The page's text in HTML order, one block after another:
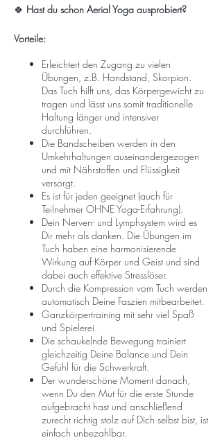
🍀 Hast du schon Aerial Yoga ausprobiert?
Vorteile:
Erleichtert den Zugang zu vielen
Übungen, z.B. Handstand, Skorpion.
Das Tuch hilft uns, das Körpergewicht zu
tragen und lässt uns somit traditionelle
Haltung länger und intensiver
durchführen.
Die Bandscheiben werden in den
Umkehrhaltungen auseinandergezogen
und mit Nährstoffen und Flüssigkeit
versorgt.
Es ist für jeden geeignet (auch für
Teilnehmer OHNE Yoga-Erfahrung).
Dein Nerven- und Lymphsystem wird es
Dir mehr als danken. Die Übungen im
Tuch haben eine harmonisierende
Wirkung auf Körper und Geist und sind
dabei auch effektive Stresslöser.
Durch die Kompression vom Tuch werden
automatisch Deine Faszien mitbearbeitet.
Ganzkörpertraining mit sehr viel Spaß
und Spielerei.
Die schaukelnde Bewegung trainiert
gleichzeitig Deine Balance und Dein
Gefühl für die Schwerkraft.
Der wunderschöne Moment danach,
wenn Du den Mut für die erste Stunde
aufgebracht hast und anschließend
zurecht richtig stolz auf Dich selbst bist, ist
einfach unbezahlbar.